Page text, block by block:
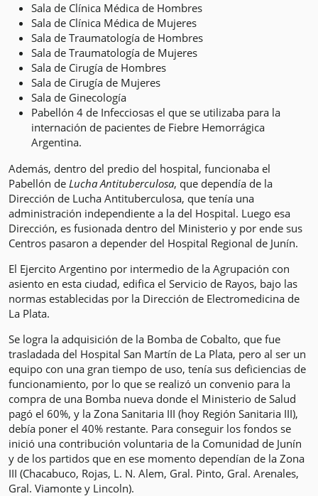
Sala de Clí­nica Médica de Hombres
Sala de Clí­nica Médica de Mujeres
Sala de Traumatología de Hombres
Sala de Traumatología de Mujeres
Sala de Cirugía de Hombres
Sala de Cirugía de Mujeres
Sala de Ginecología
Pabellón 4 de Infecciosas el que se utilizaba para la
internación de pacientes de Fiebre Hemorrágica
Argentina.
Además, dentro del predio del hospital, funcionaba el
Pabellón de Lucha Antituberculosa, que dependía de la
Dirección de Lucha Antituberculosa, que tenía una
administración independiente a la del Hospital. Luego esa
Dirección, es fusionada dentro del Ministerio y por ende sus
Centros pasaron a depender del Hospital Regional de Junín.
El Ejercito Argentino por intermedio de la Agrupación con
asiento en esta ciudad, edifica el Servicio de Rayos, bajo las
normas establecidas por la Dirección de Electromedicina de
La Plata.
Se logra la adquisición de la Bomba de Cobalto, que fue
trasladada del Hospital San Martín de La Plata, pero al ser un
equipo con una gran tiempo de uso, tenía sus deficiencias de
funcionamiento, por lo que se realizó un convenio para la
compra de una Bomba nueva donde el Ministerio de Salud
pagó el 60%, y la Zona Sanitaria III (hoy Región Sanitaria III),
debía poner el 40% restante. Para conseguir los fondos se
inició una contribución voluntaria de la Comunidad de Junín
y de los partidos que en ese momento dependían de la Zona
III (Chacabuco, Rojas, L. N. Alem, Gral. Pinto, Gral. Arenales,
Gral. Viamonte y Lincoln).